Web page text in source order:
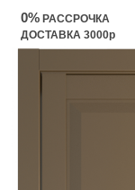
0% РАССРОЧКА
ДОСТАВКА 3000р